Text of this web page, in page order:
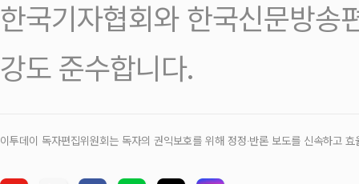
한국기자협회와 한국신문방송
강도 준수합니다.
이투데이 독자편집위원회는 독자의 권익보호를 위해 정정‧반론 보도를 신속하고